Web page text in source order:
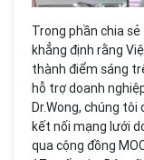
Trong phần chia
khẳng định rằng
thành điểm sáng
hỗ trợ doanh
Dr.Wong, chúng
kết nối mạng lưới
qua cộng đồng